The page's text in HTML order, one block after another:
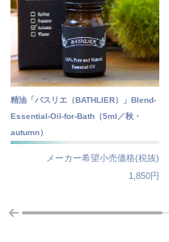
精油「バスリエ（BATHLIER）」Blend-
Essential-Oil-for-Bath（5ml／秋・
autumn）
メーカー希望小売価格(税抜)
1,850円